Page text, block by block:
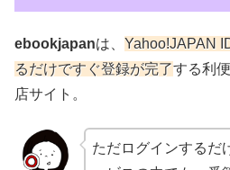
ebookjapanは、 Yahoo!JAPAN
るだけですぐ登録が完了する利
店サイト。
ただログインするだ